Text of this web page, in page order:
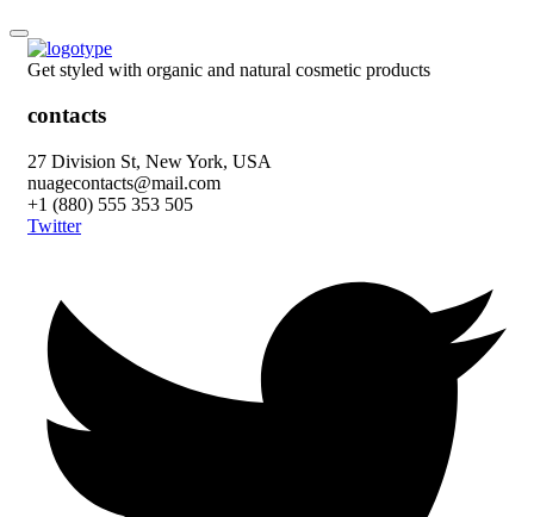
Get styled with organic and natural cosmetic products
contacts
27 Division St, New York, USA
nuagecontacts@mail.com
+1 (880) 555 353 505
Twitter